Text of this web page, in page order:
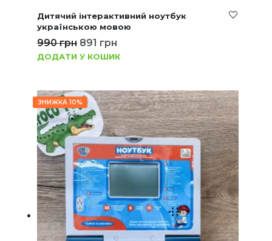
Дитячий інтерактивний ноутбук
українською мовою
990грн 891 грн
ДОДАТИ У КОШИК
ЗНИЖКА 10%